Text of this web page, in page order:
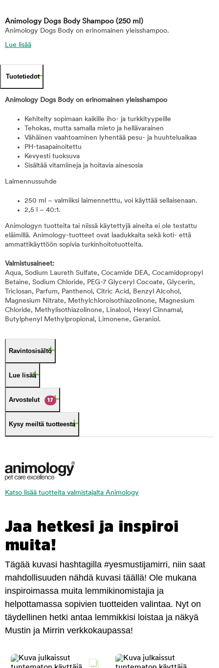
Animology Dogs Body Shampoo (250 ml)
Animology Dogs Body on erinomainen yleisshampoo.
Lue lisää
Tuotetiedot
Animology Dogs Body on erinomainen yleisshampoo
Kehitelty sopimaan kaikille iho- ja turkkityypeille
Tehokas, mutta samalla mieto ja hellävarainen
Vähäinen vaahtoaminen lyhentää pesu- ja huuhteluaikaa
PH-tasapainoitettu
Kevyesti tuoksuva
Sisältää vitamiineja ja hoitavia ainesosia
Laimennussuhde
250 ml – valmiiksi laimennetttu, voi käyttää sellaisenaan.
2,5 l – 40:1.
Animologyn tuotteita tai niissä käytettyjä aineita ei ole testattu
eläimillä. Animology-tuotteet ovat laadukkaita sekä koti- että
ammattikäyttöön sopivia turkinhoitotuotteita.
Valmistusaineet:
Aqua, Sodium Laureth Sulfate, Cocamide DEA, Cocamidopropyl
Betaine, Sodium Chloride, PEG-7 Glyceryl Cocoate, Glycerin,
Triclosan, Parfum, Panthenol, Citric Acid, Benzyl Alcohol,
Magnesium Nitrate, Methylchloroisothiazolinone, Magnesium
Chloride, Methylisothiazolinone, Linalool, Hexyl Cinnamal,
Butylphenyl Methylpropional, Limonene, Geraniol.
Ravintosisältö
Lue lisää
Arvostelut 17
Kysy meiltä tuotteesta
Katso lisää tuotteita valmistajalta Animology
Jaa hetkesi ja inspiroi
muita!
Tägää kuvasi hashtagilla #yesmustijamirri, niin saat
mahdollisuuden nähdä kuvasi täällä! Ole mukana
inspiroimassa muita lemmikinomistajia ja
helpottamassa sopivien tuotteiden valintaa. Nyt on
täydellinen hetki antaa lemmikkisi loistaa ja näkyä
Mustin ja Mirrin verkkokaupassa!